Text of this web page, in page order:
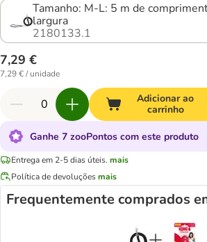
Tamanho: M-L: 5 m de
largura
2180133.1
7,29 €
7,29 € / unidade
Adicionar ao
carrinho
Ganhe 7 zooPontos com este produto
Entrega em 2-5 dias úteis. mais
Política de devoluçõesmais
Frequentemente comprados